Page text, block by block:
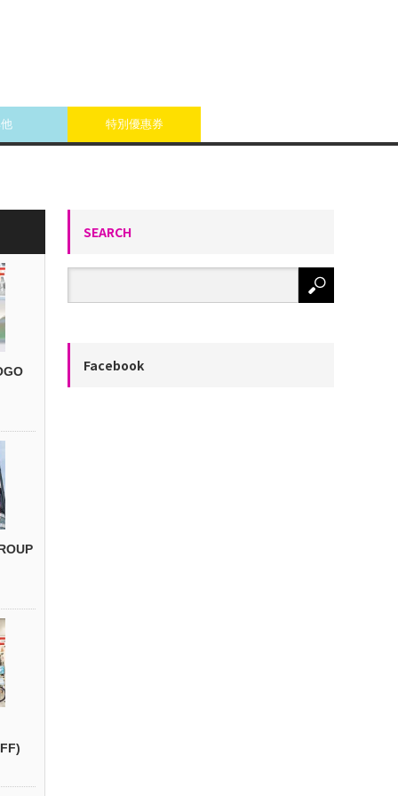
特別優惠券
SEARCH
Facebook